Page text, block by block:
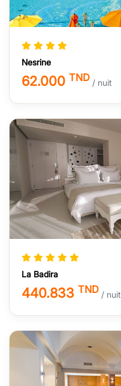
Nesrine
62.000 TND / nuit
La Badira
440.833 TND / nuit